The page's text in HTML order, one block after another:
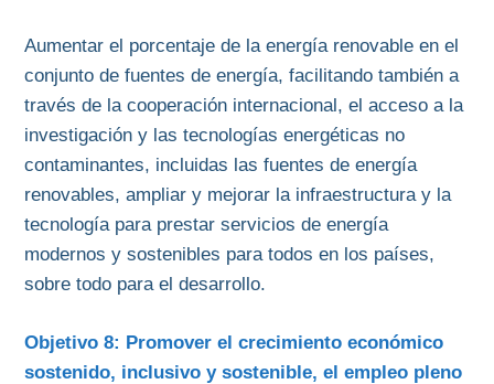
Aumentar el porcentaje de la energía renovable en el
conjunto de fuentes de energía, facilitando también a
través de la cooperación internacional, el acceso a la
investigación y las tecnologías energéticas no
contaminantes, incluidas las fuentes de energía
renovables, ampliar y mejorar la infraestructura y la
tecnología para prestar servicios de energía
modernos y sostenibles para todos en los países,
sobre todo para el desarrollo.
Objetivo 8: Promover el crecimiento económico
sostenido, inclusivo y sostenible, el empleo pleno